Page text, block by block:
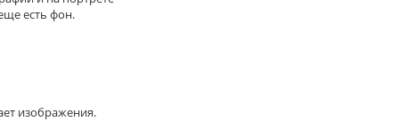
на самоклеящейся пленке.
есть фон.
изображения.